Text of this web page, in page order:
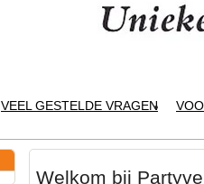
VEEL GESTELDE VRAGEN
Welkom bij